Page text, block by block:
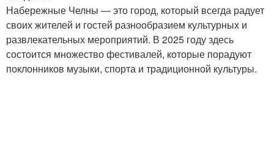
Набережные Челны — это город, который всегда радует
своих жителей и гостей разнообразием культурных и
развлекательных мероприятий. В 2025 году здесь
состоится множество фестивалей, которые порадуют
поклонников музыки, спорта и традиционной культуры.